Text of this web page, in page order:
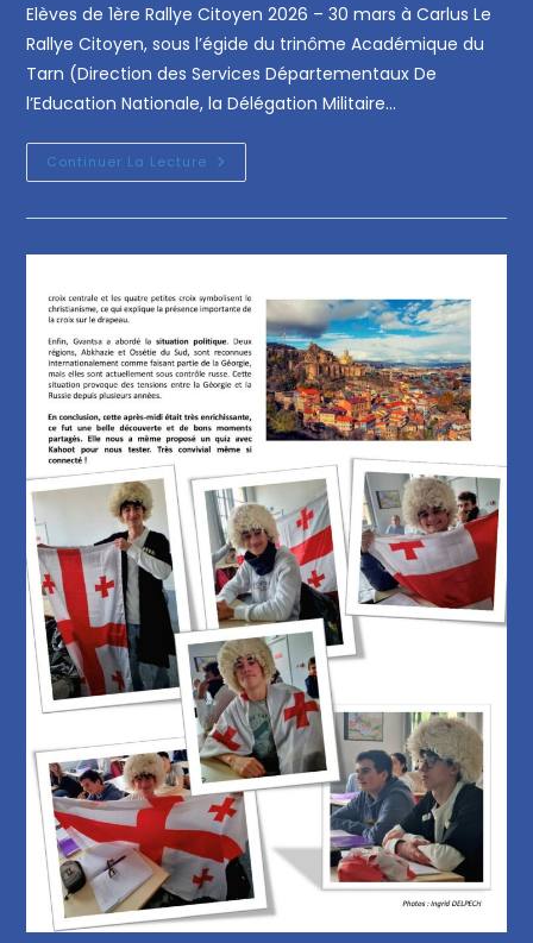
Elèves de 1ère Rallye Citoyen 2026 – 30 mars à Carlus Le
Rallye Citoyen, sous l’égide du trinôme Académique du
Tarn (Direction des Services Départementaux De
l’Education Nationale, la Délégation Militaire…
Continuer La Lecture